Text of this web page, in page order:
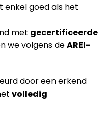
enkel goed als het
met gecertificeerde
we volgens deAREI-
door een erkend
volledig